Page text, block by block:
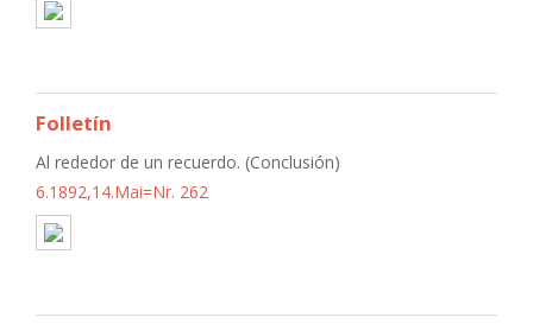
Folletín
Al rededor de un recuerdo. (Conclusión)
6.1892,14.Mai=Nr. 262